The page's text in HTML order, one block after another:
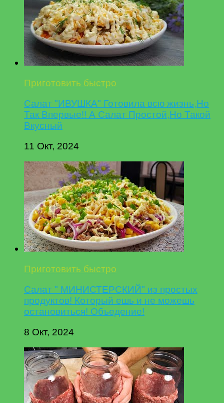
Приготовить быстро
Салат "ИВУШКА" Готовила всю жизнь,Но
Так Впервые!! А Салат Простой,Но Такой
Вкусный
11 Окт, 2024
Приготовить быстро
Салат " МИНИСТЕРСКИЙ" из простых
продуктов! Который ешь и не можешь
остановиться! Объедение!
8 Окт, 2024